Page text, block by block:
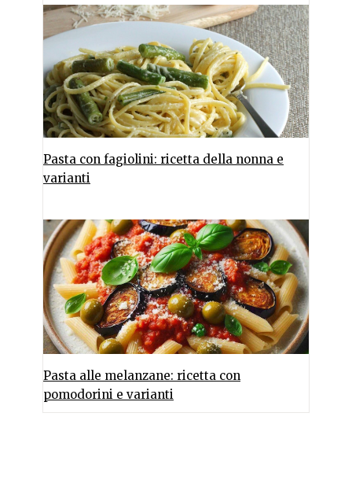
Pasta con fagiolini: ricetta della nonna e
varianti
Pasta alle melanzane: ricetta con
pomodorini e varianti